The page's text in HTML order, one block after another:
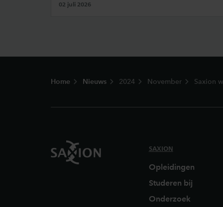
02 juli 2026
Home Nieuws 2024 November Saxion
SAXION
Opleidingen
Studeren bij
Onderzoek